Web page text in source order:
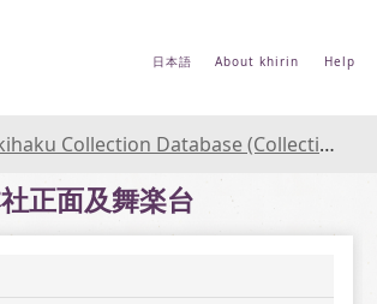
日本語 About khirin Help
Collection Database (Collections Database of the National Museum of Japanese History)
正面及舞楽台